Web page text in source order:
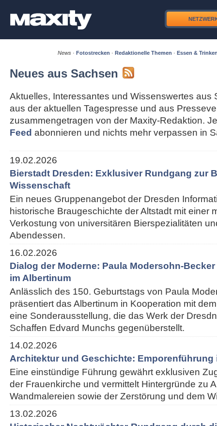
News· Fotostrecken · Redaktionelle Themen · Essen &
Neues aus Sachsen
Aktuelles, Interessantes und Wissenswertes aus
aus der aktuellen Tagespresse und aus
zusammengetragen von der Maxity-Redaktion.
Feed abonnieren und nichts mehr verpassen in
19.02.2026
Bierstadt Dresden: Exklusiver Rundgang zur
Wissenschaft
Ein neues Gruppenangebot der Dresden
historische Braugeschichte der Altstadt mit einer
Verkostung von universitären Bierspezialitäten
Abendessen.
16.02.2026
Dialog der Moderne: Paula Modersohn-
im Albertinum
Anlässlich des 150. Geburtstags von Paula
präsentiert das Albertinum in Kooperation mit
eine Sonderausstellung, die das Werk der
Schaffen Edvard Munchs gegenüberstellt.
14.02.2026
Architektur und Geschichte: Emporenführung
Eine einstündige Führung gewährt exklusiven
der Frauenkirche und vermittelt Hintergründe zu
Wandmalereien sowie der Zerstörung und dem
13.02.2026